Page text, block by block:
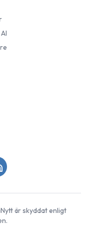
är skyddat enligt